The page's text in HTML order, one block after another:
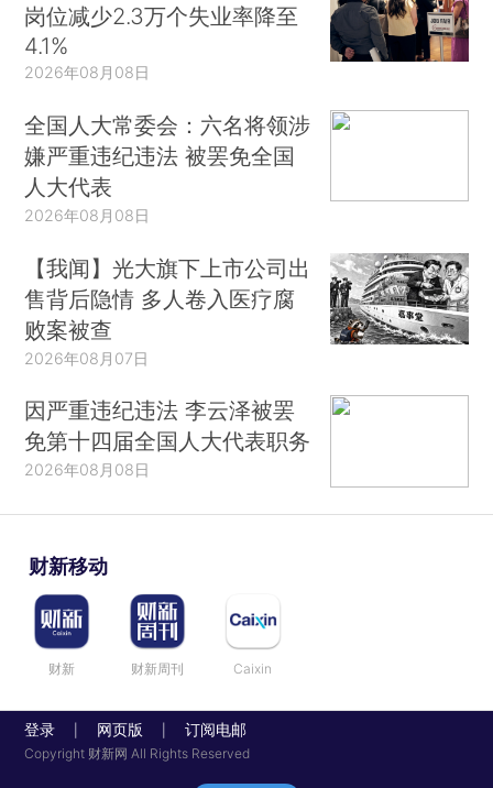
岗位减少2.3万个失业率降至
4.1%
2026年08月08日
全国人大常委会：六名将领涉
嫌严重违纪违法 被罢免全国
人大代表
2026年08月08日
【我闻】光大旗下上市公司出
售背后隐情 多人卷入医疗腐
败案被查
2026年08月07日
因严重违纪违法 李云泽被罢
免第十四届全国人大代表职务
2026年08月08日
财新移动
财新 财新周刊 Caixin
登录 网页版 订阅电邮
Copyright 财新网 All Rights Reserved